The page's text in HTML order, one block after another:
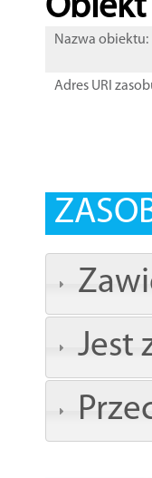
Nazwa obiektu:
Adres URI
Jest